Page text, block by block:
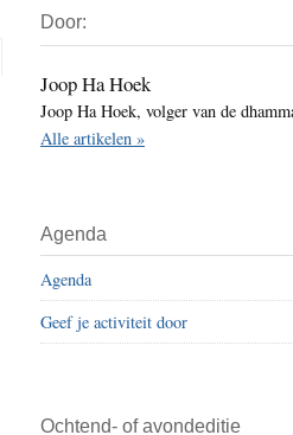
d
e
z
e
s
t
e
n
n
d
e
s
i
t
e
Sidebar
Door:
Joop Ha Hoek
Joop Ha Hoek, volger van de
Alle artikelen »
Agenda
Agenda
Geef je activiteit door
Ochtend- of avondeditie